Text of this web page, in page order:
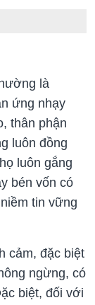
là
ứng nhạy
thân phận
luôn đồng
luôn gắng
bén vốn có
tin vững
cảm, đặc biệt
ngừng, có
biệt, đối với